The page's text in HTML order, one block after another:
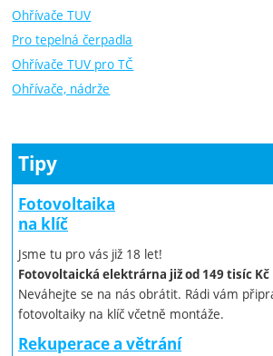
Ohřívače TUV
Pro tepelná čerpadla
Ohřívače TUV pro TČ
Ohřívače, nádrže
Tipy
Fotovoltaika
na klíč
Jsme tu pro vás již 18 let!
Fotovoltaická elektrárna již od 149 tisíc Kč
Neváhejte se na nás obrátit. Rádi vám
fotovoltaiky na klíč včetně montáže.
Rekuperace a větrání